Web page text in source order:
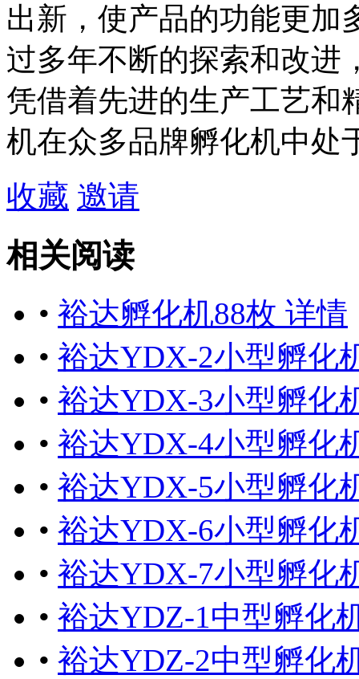
出新，使产品的功能更加
过多年不断的探索和改进
凭借着先进的生产工艺和
机在众多品牌孵化机中处
收藏 邀请
相关阅读
• 裕达孵化机88枚 详情
• 裕达YDX-2小型孵化
• 裕达YDX-3小型孵化
• 裕达YDX-4小型孵化
• 裕达YDX-5小型孵化
• 裕达YDX-6小型孵化
• 裕达YDX-7小型孵化
• 裕达YDZ-1中型孵化
• 裕达YDZ-2中型孵化